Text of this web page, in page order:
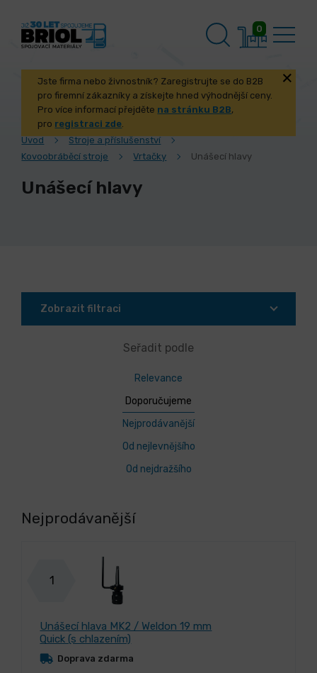
0
Jste firma nebo živnostník? Zaregistrujte se do B2B
pro firemní zákazníky a získejte hned výhodnější ceny.
Pro více informací přejděte na stránku B2B,
pro registraci zde.
Úvod
Stroje a příslušenství
Kovoobráběcí stroje
Vrtačky Unášecí hlavy
Unášecí hlavy
Zobrazit filtraci
Seřadit podle
Relevance
Doporučujeme
Nejprodávanější
Od nejlevnějšího
Od nejdražšího
Nejprodávanější
1
Unášecí hlava MK2 / Weldon 19 mm
Quick (s chlazením)
Doprava zdarma